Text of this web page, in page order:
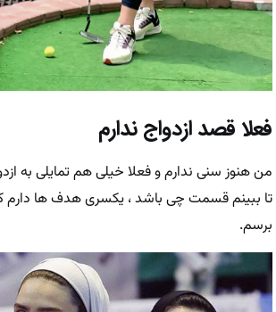
فعلا قصد ازدواج ندارم
من هنوز سنی ندارم و فعلا خیلی هم تمایلی به
تا ببینم قسمت چی باشد ، یکسری هدف ها دارم که
برسم.